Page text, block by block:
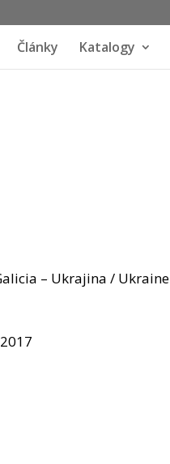
Články Katalogy
– Ukrajina / Ukraine